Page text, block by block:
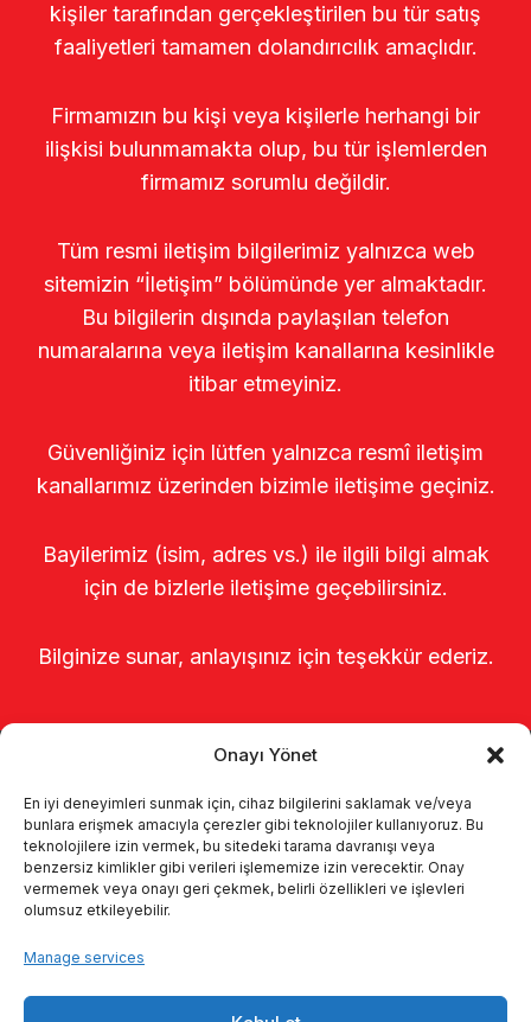
Onayı Yönet
En iyi deneyimleri sunmak için, cihaz bilgilerini saklamak ve/veya
bunlara erişmek amacıyla çerezler gibi teknolojiler kullanıyoruz. Bu
teknolojilere izin vermek, bu sitedeki tarama davranışı veya
benzersiz kimlikler gibi verileri işlememize izin verecektir. Onay
vermemek veya onayı geri çekmek, belirli özellikleri ve işlevleri
olumsuz etkileyebilir.
Manage services
kişiler tarafından gerçekleştirilen bu tür satış
faaliyetleri tamamen dolandırıcılık amaçlıdır.
Firmamızın bu kişi veya kişilerle herhangi bir
ilişkisi bulunmamakta olup, bu tür işlemlerden
firmamız sorumlu değildir.
Tüm resmi iletişim bilgilerimiz yalnızca web
sitemizin “İletişim” bölümünde yer almaktadır.
Bu bilgilerin dışında paylaşılan telefon
numaralarına veya iletişim kanallarına kesinlikle
itibar etmeyiniz.
Güvenliğiniz için lütfen yalnızca resmî iletişim
kanallarımız üzerinden bizimle iletişime geçiniz.
Bayilerimiz (isim, adres vs.) ile ilgili bilgi almak
için de bizlerle iletişime geçebilirsiniz.
Bilginize sunar, anlayışınız için teşekkür ederiz.
Главная о нас
Продукты